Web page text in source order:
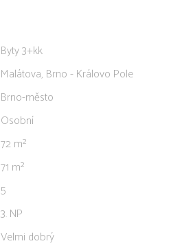
Byty 3+kk
Malátova, Brno - Královo Pole
Brno-město
Osobní
72 m²
71 m²
5
3. NP
Velmi dobrý